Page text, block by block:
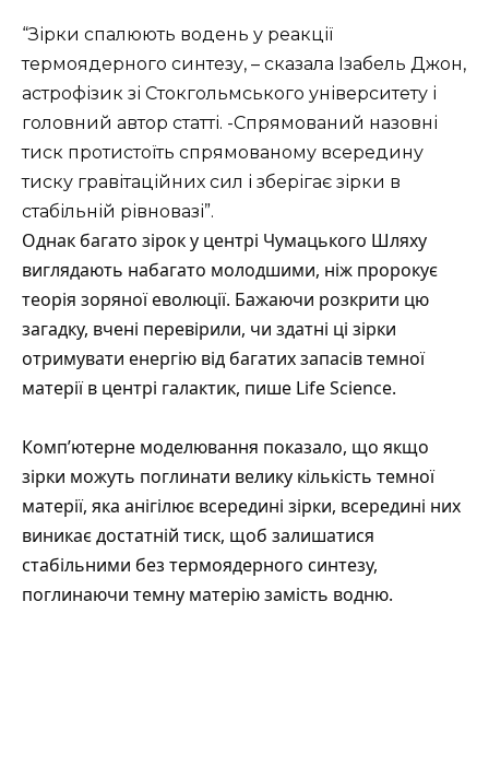
“Зірки спалюють водень у реакції
термоядерного синтезу, – сказала Ізабель Джон,
астрофізик зі Стокгольмського університету і
головний автор статті. -Спрямований назовні
тиск протистоїть спрямованому всередину
тиску гравітаційних сил і зберігає зірки в
стабільній рівновазі”.
Однак багато зірок у центрі Чумацького Шляху
виглядають набагато молодшими, ніж пророкує
теорія зоряної еволюції. Бажаючи розкрити цю
загадку, вчені перевірили, чи здатні ці зірки
отримувати енергію від багатих запасів темної
матерії в центрі галактик, пише Life Science.
Комп’ютерне моделювання показало, що якщо
зірки можуть поглинати велику кількість темної
матерії, яка анігілює всередині зірки, всередині них
виникає достатній тиск, щоб залишатися
стабільними без термоядерного синтезу,
поглинаючи темну матерію замість водню.